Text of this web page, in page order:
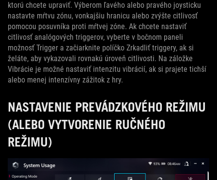
ktorú chcete upraviť. Výberom ľavého alebo pravého joysticku
nastavte mŕtvu zónu, vonkajšiu hranicu alebo zvýšte citlivosť
pomocou posuvníka proti mŕtvej zóne. Ak chcete nastaviť
citlivosť analógových triggerov, vyberte v bočnom paneli
možnosť Trigger a začiarknite políčko Zrkadliť triggery, ak si
želáte, aby vykazovali rovnakú úroveň citlivosti. Na záložke
Vibrácie je možné nastaviť intenzitu vibrácií, ak si prajete tichší
alebo menej intenzívny zážitok z hry.
NASTAVENIE PREVÁDZKOVÉHO REŽIMU
(ALEBO VYTVORENIE RUČNÉHO
REŽIMU)